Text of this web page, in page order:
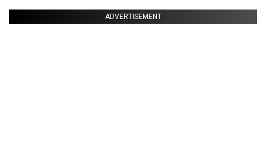
ADVERTISEMENT